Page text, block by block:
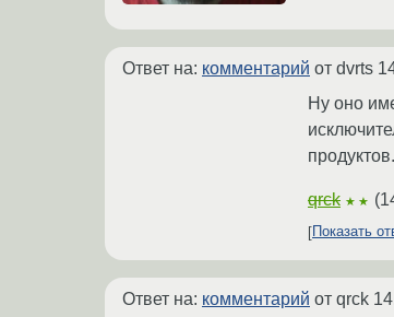
Ответ на: комментарий от dvrts
Ну оно
продуктов.
qrck ★★ (
Показать
Ответ на: комментарий от qrck